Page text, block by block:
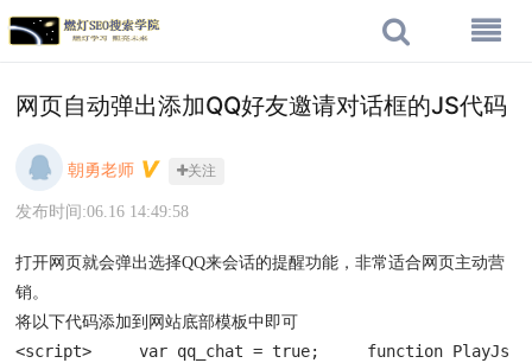
网页自动弹出添加QQ好友邀请对话框的JS代码
朝勇老师 关注
发布时间:06.16 14:49:58
打开网页就会弹出选择QQ来会话的提醒功能，非常适合网页主动营
销。
将以下代码添加到网站底部模板中即可
<script> var qq_chat = true; function PlayJs